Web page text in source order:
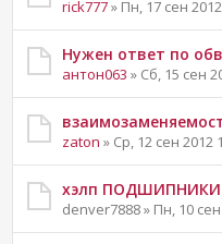
rick777» Пн, 17 сен
Нужен ответ по
антон063 » Сб, 15 сен
zaton » Ср, 12 сен 2012
хэлп
denver7888 » Пн, 10 сен